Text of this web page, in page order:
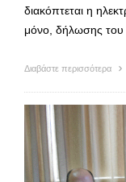
διακόπτεται η
μόνο, δήλωσης του
Διαβάστε περισσότερα